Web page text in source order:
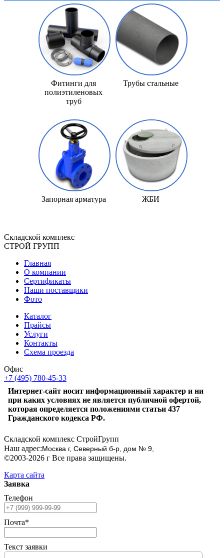
Фитинги для
полиэтиленовых
труб
Трубы стальные
Запорная арматура ЖБИ
Складской комплекс
СТРОЙ ГРУПП
Главная
О компании
Сертификаты
Наши поставщики
Фото
Каталог
Прайсы
Услуги
Контакты
Схема проезда
Офис
+7 (495) 780-45-33
Интернет-сайт носит информационный характер и ни
при каких условиях не является публичной офертой,
которая определяется положениями статьи 437
Гражданского кодекса РФ.
Складской комплекс СтройГрупп
Наш адрес:Москва г, Северный б-р, дом № 9,
©2003-2026 г Все права защищены.
Карта сайта
Заявка
Телефон
Почта*
Текст заявки